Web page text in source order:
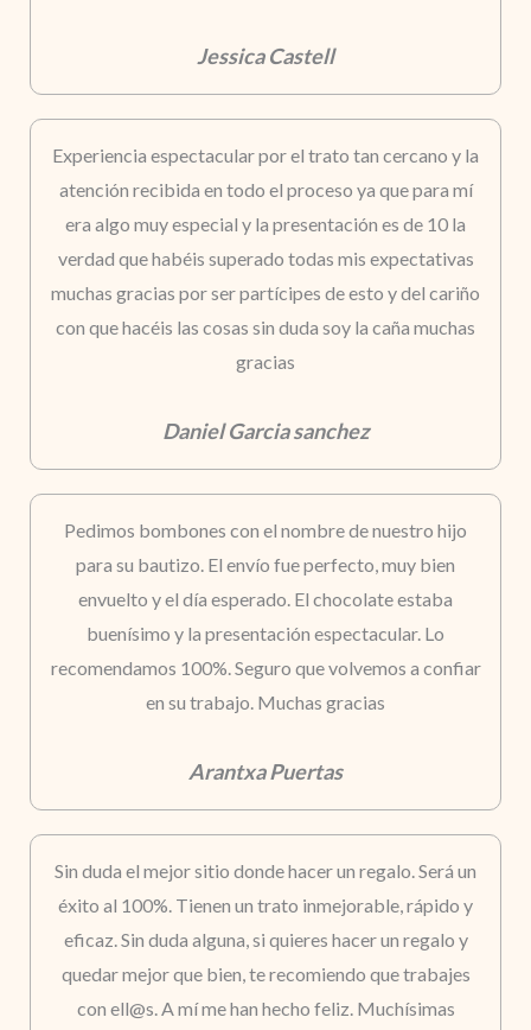
Jessica Castell
Experiencia espectacular por el trato tan cercano y la
atención recibida en todo el proceso ya que para mí
era algo muy especial y la presentación es de 10 la
verdad que habéis superado todas mis expectativas
muchas gracias por ser partícipes de esto y del cariño
con que hacéis las cosas sin duda soy la caña muchas
gracias
Daniel Garcia sanchez
Pedimos bombones con el nombre de nuestro hijo
para su bautizo. El envío fue perfecto, muy bien
envuelto y el día esperado. El chocolate estaba
buenísimo y la presentación espectacular. Lo
recomendamos 100%. Seguro que volvemos a confiar
en su trabajo. Muchas gracias
Arantxa Puertas
Sin duda el mejor sitio donde hacer un regalo. Será un
éxito al 100%. Tienen un trato inmejorable, rápido y
eficaz. Sin duda alguna, si quieres hacer un regalo y
quedar mejor que bien, te recomiendo que trabajes
con ell@s. A mí me han hecho feliz. Muchísimas